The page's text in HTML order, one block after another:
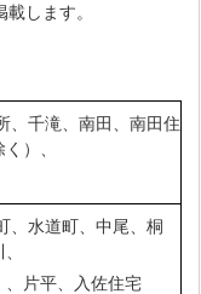
します。
、千滝、南田、南田住
）、
、水道町、中尾、桐
、片平、入佐住宅